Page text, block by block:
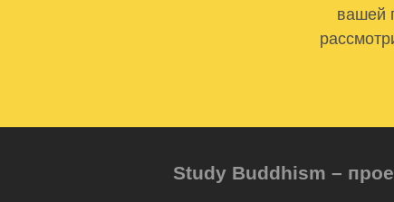
вашей
Study Buddhism –